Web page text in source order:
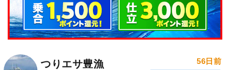
つりエサ豊漁 56日前